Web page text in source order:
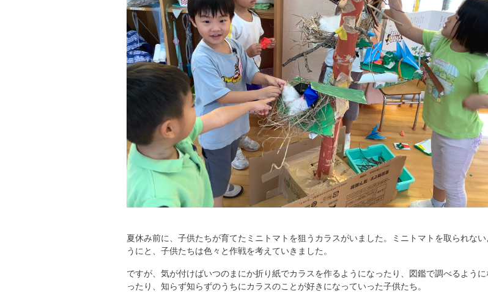
夏休み前に、子供たちが育てたミニトマトを狙うカラスがいました。ミニトマトを取られない
うにと、子供たちは色々と作戦を考えていきました。
ですが、気が付けばいつのまにか折り紙でカラスを作るようになったり、図鑑で調べるように
ったり、知らず知らずのうちにカラスのことが好きになっていった子供たち。